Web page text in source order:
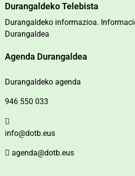
Durangaldeko Telebista
Durangaldeko informazioa.
Durangaldea
Agenda Durangaldea
Durangaldeko agenda
946 550 033
info@dotb.eus
agenda@dotb.eus